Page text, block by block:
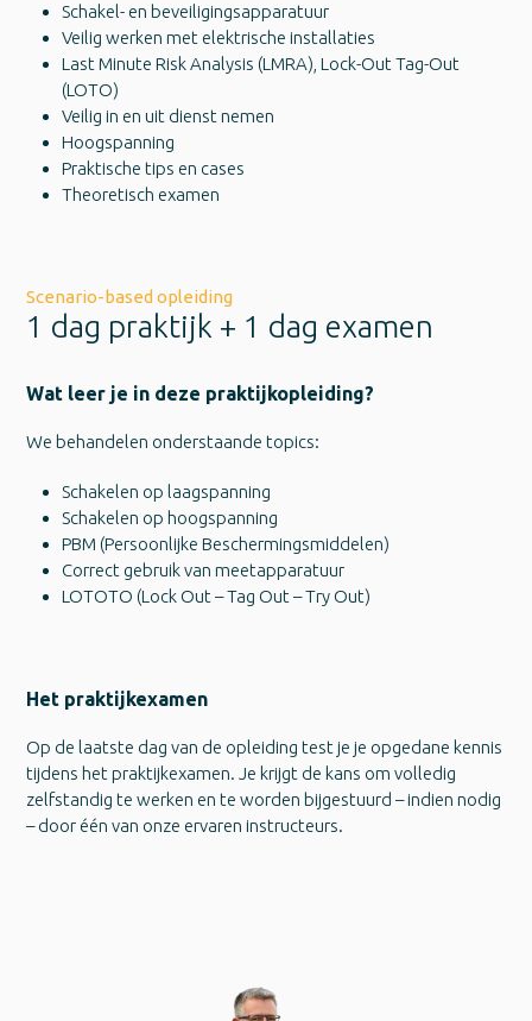
Schakel- en beveiligingsapparatuur
Veilig werken met elektrische installaties
Last Minute Risk Analysis (LMRA), Lock-Out Tag-Out
(LOTO)
Veilig in en uit dienst nemen
Hoogspanning
Praktische tips en cases
Theoretisch examen
1 dag praktijk + 1 dag examen
Scenario-based opleiding
Wat leer je in deze praktijkopleiding?
We behandelen onderstaande topics:
Schakelen op laagspanning
Schakelen op hoogspanning
PBM (Persoonlijke Beschermingsmiddelen)
Correct gebruik van meetapparatuur
LOTOTO (Lock Out – Tag Out – Try Out)
Het praktijkexamen
Op de laatste dag van de opleiding test je je opgedane kennis
tijdens het praktijkexamen. Je krijgt de kans om volledig
zelfstandig te werken en te worden bijgestuurd – indien nodig
– door één van onze ervaren instructeurs.